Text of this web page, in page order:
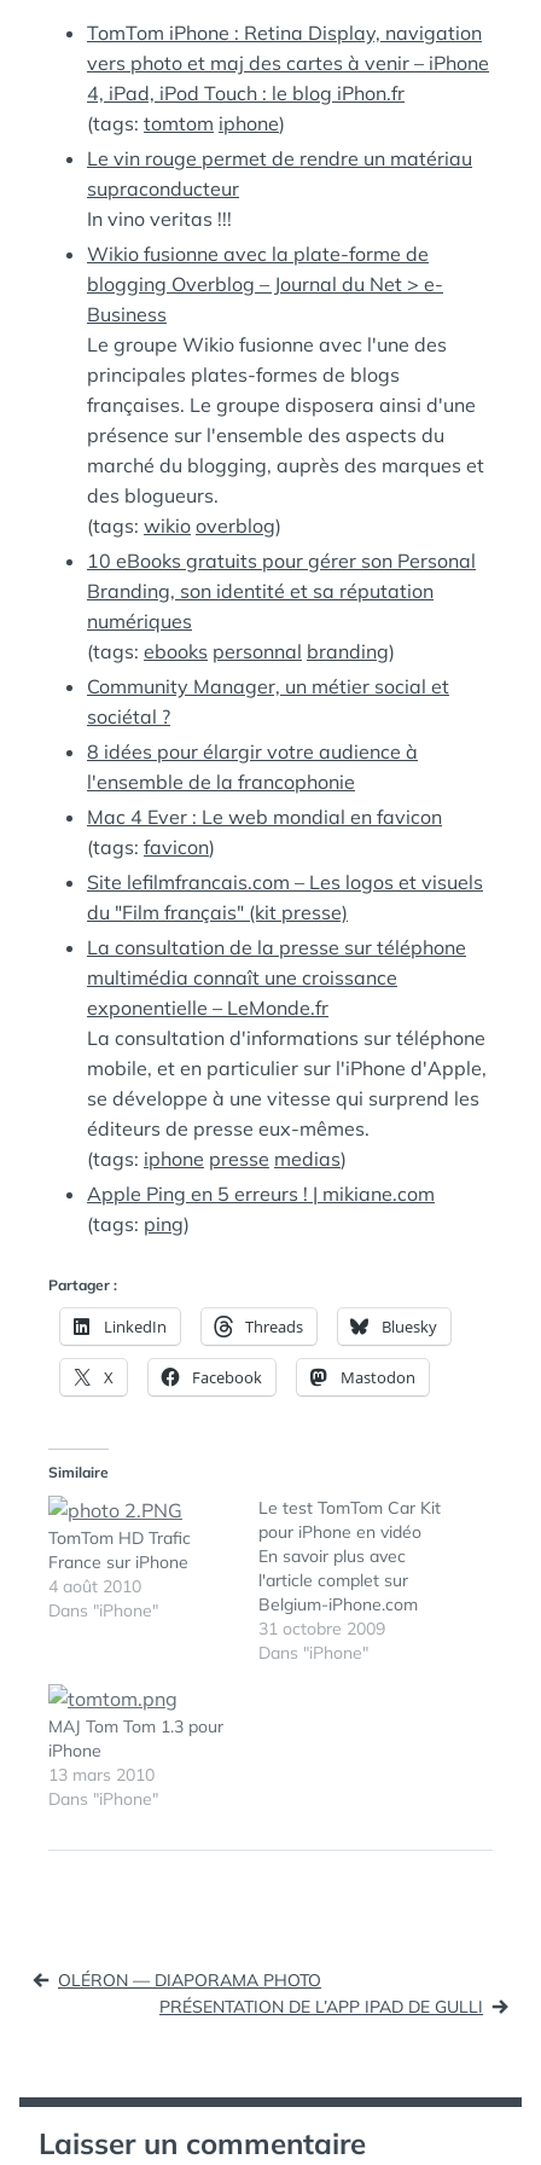
TomTom iPhone : Retina Display, navigation
vers photo et maj des cartes à venir – iPhone
4, iPad, iPod Touch : le blog iPhon.fr
(tags: tomtom iphone)
Le vin rouge permet de rendre un matériau
supraconducteur
In vino veritas !!!
Wikio fusionne avec la plate-forme de
blogging Overblog – Journal du Net > e-
Business
Le groupe Wikio fusionne avec l'une des
principales plates-formes de blogs
françaises. Le groupe disposera ainsi d'une
présence sur l'ensemble des aspects du
marché du blogging, auprès des marques et
des blogueurs.
(tags: wikio overblog)
10 eBooks gratuits pour gérer son Personal
Branding, son identité et sa réputation
numériques
(tags: ebooks personnal branding)
Community Manager, un métier social et
sociétal ?
8 idées pour élargir votre audience à
l'ensemble de la francophonie
Mac 4 Ever : Le web mondial en favicon
(tags: favicon)
Site lefilmfrancais.com – Les logos et visuels
du "Film français" (kit presse)
La consultation de la presse sur téléphone
multimédia connaît une croissance
exponentielle – LeMonde.fr
La consultation d'informations sur téléphone
mobile, et en particulier sur l'iPhone d'Apple,
se développe à une vitesse qui surprend les
éditeurs de presse eux-mêmes.
(tags: iphone presse medias)
Apple Ping en 5 erreurs ! | mikiane.com
(tags: ping)
Partager :
LinkedIn Threads Bluesky
X Facebook Mastodon
Similaire
TomTom HD Trafic
France sur iPhone
4 août 2010
Dans "iPhone"
Le test TomTom Car Kit
pour iPhone en vidéo
En savoir plus avec
l'article complet sur
Belgium-iPhone.com
31 octobre 2009
Dans "iPhone"
MAJ Tom Tom 1.3 pour
iPhone
13 mars 2010
Dans "iPhone"
Navigation
OLÉRON — DIAPORAMA PHOTO
PRÉSENTATION DE L’APP IPAD DE GULLI
Laisser un commentaire